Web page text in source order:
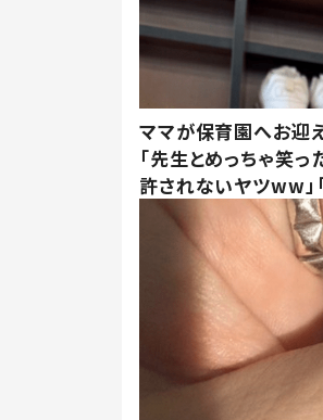
ママが保育園へお
「先生とめっちゃ笑っ
許されないヤツww」